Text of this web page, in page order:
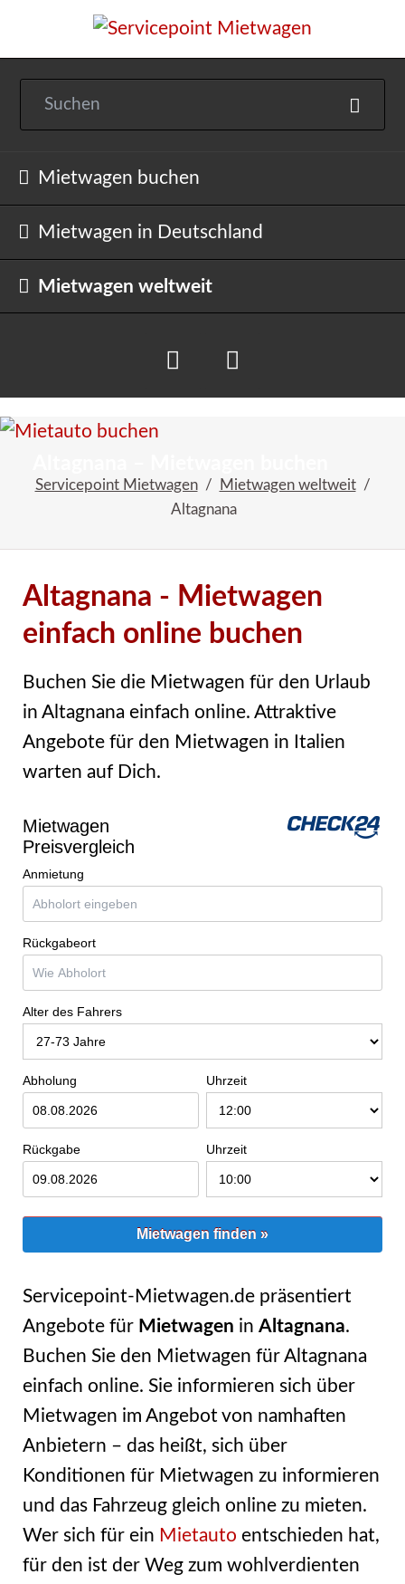
Navigation
Mietwagen buchen
Mietwagen in Deutschland
Mietwagen weltweit
Servicepoint Mietwagen
Mietwagen weltweit
Altagnana
Altagnana - Mietwagen
einfach online buchen
Buchen Sie die Mietwagen für den Urlaub
in Altagnana einfach online. Attraktive
Angebote für den Mietwagen in Italien
warten auf Dich.
Mietwagen
Preisvergleich
Anmietung
Rückgabeort
Alter des Fahrers
Abholung Uhrzeit
Rückgabe Uhrzeit
Mietwagen finden »
Servicepoint-Mietwagen.de präsentiert
Angebote für Mietwagen in Altagnana.
Buchen Sie den Mietwagen für Altagnana
einfach online. Sie informieren sich über
Mietwagen im Angebot von namhaften
Anbietern – das heißt, sich über
Konditionen für Mietwagen zu informieren
und das Fahrzeug gleich online zu mieten.
Wer sich für ein Mietauto entschieden hat,
für den ist der Weg zum wohlverdienten